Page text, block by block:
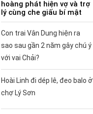
hoàng phát hiện vợ và trợ
lý cùng che giấu bí mật
Con trai Vân Dung hiện ra
sao sau gần 2 năm gây chú ý
với vai Chải?
Hoài Linh đi dép lê, đeo balo ở
chợ Lý Sơn